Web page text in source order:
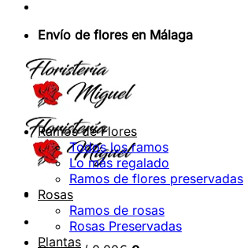
Envío de flores en Málaga
Ramos de Flores
Todos los ramos
Lo más regalado
Ramos de flores preservadas
Rosas
Ramos de rosas
Rosas Preservadas
Plantas